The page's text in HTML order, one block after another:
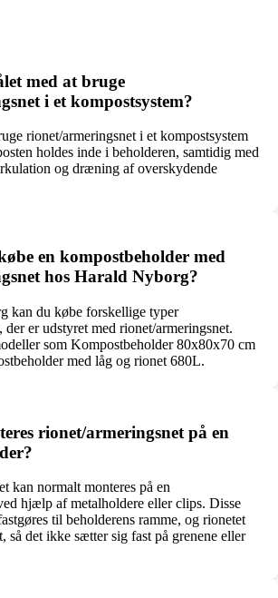
med at bruge
i et kompostsystem?
rionet/armeringsnet i et kompostsystem
holdes inde i beholderen, samtidig med
og dræning af overskydende
en kompostbeholder med
hos Harald Nyborg?
kan du købe forskellige typer
der er udstyret med rionet/armeringsnet.
som Kompostbeholder 80x80x70 cm
med låg og rionet 680L.
rionet/armeringsnet på en
kan normalt monteres på en
hjælp af metalholdere eller clips. Disse
til beholderens ramme, og rionetet
så det ikke sætter sig fast på grenene eller